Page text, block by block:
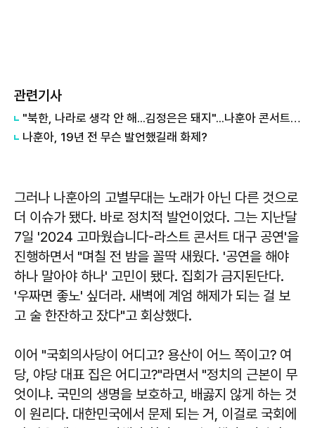
관련기사
"북한, 나라로 생각 안 해...김정은은 돼지"...나훈아 콘서트 발언 '갑론을박'
나훈아, 19년 전 무슨 발언했길래 화제?
그러나 나훈아의 고별무대는 노래가 아닌 다른 것으로
더 이슈가 됐다. 바로 정치적 발언이었다. 그는 지난달
7일 '2024 고마웠습니다-라스트 콘서트 대구 공연'을
진행하면서 "며칠 전 밤을 꼴딱 새웠다. '공연을 해야
하나 말아야 하나' 고민이 됐다. 집회가 금지된단다.
'우짜면 좋노' 싶더라. 새벽에 계엄 해제가 되는 걸 보
고 술 한잔하고 잤다"고 회상했다.
이어 "국회의사당이 어디고? 용산이 어느 쪽이고? 여
당, 야당 대표 집은 어디고?"라면서 "정치의 근본이 무
엇이냐. 국민의 생명을 보호하고, 배곯지 않게 하는 것
이 원리다. 대한민국에서 문제 되는 거, 이걸로 국회에